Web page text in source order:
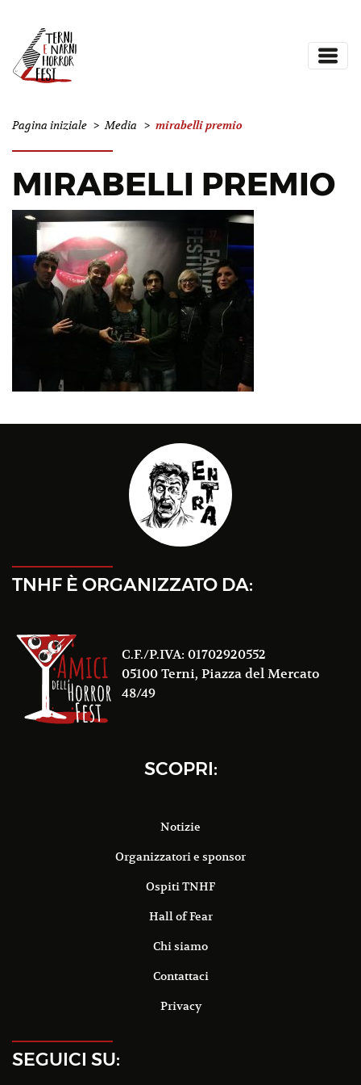
Pagina iniziale > Media > mirabelli premio
MIRABELLI PREMIO
TNHF È ORGANIZZATO DA:
C.F./P.IVA: 01702920552
05100 Terni, Piazza del Mercato
48/49
SCOPRI:
Notizie
Organizzatori e sponsor
Ospiti TNHF
Hall of Fear
Chi siamo
Contattaci
Privacy
SEGUICI SU: